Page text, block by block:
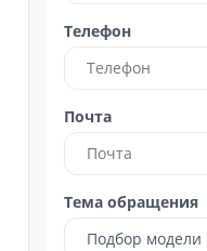
Телефон
Почта
Тема обращения
Подбор модели